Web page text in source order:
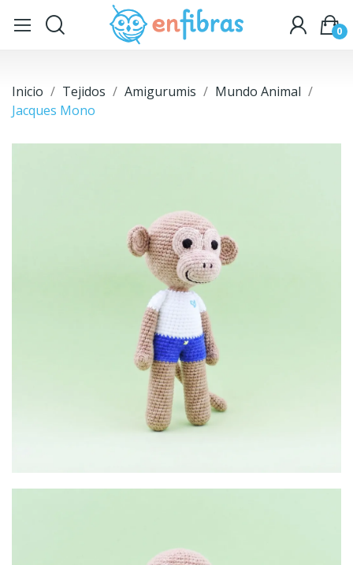
0
Inicio Tejidos Amigurumis
Mundo Animal
Jacques Mono